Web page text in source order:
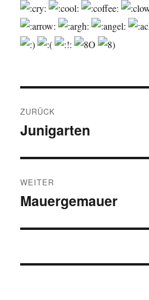
ZURÜCK
Vorheriger
Junigarten
WEITER
Nächster
Mauergemauer